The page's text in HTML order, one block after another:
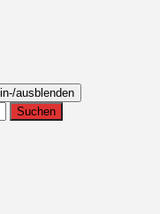
ausblenden